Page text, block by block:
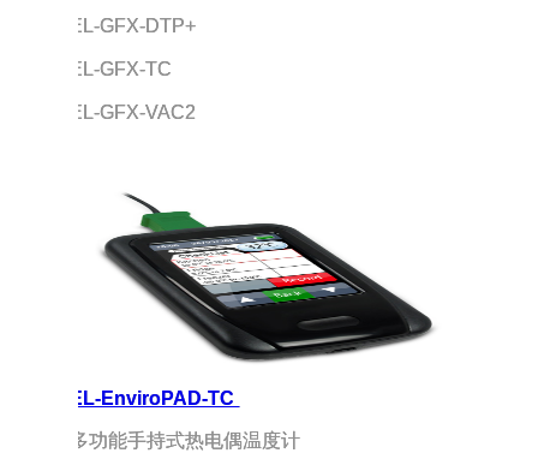
EL-GFX-DTP+
EL-GFX-TC
EL-GFX-VAC2
EL-EnviroPAD-TC
多功能手持式热电偶温度计